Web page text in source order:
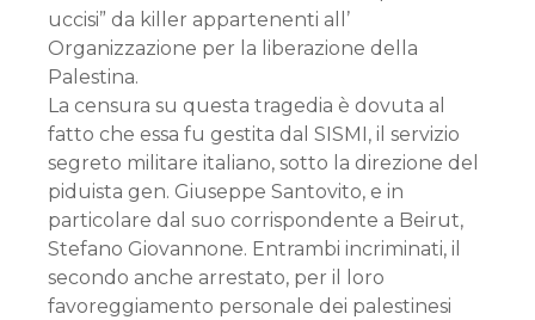
uccisi” da killer appartenenti all’
Organizzazione per la liberazione della
Palestina.
La censura su questa tragedia è dovuta al
fatto che essa fu gestita dal SISMI, il servizio
segreto militare italiano, sotto la direzione del
piduista gen. Giuseppe Santovito, e in
particolare dal suo corrispondente a Beirut,
Stefano Giovannone. Entrambi incriminati, il
secondo anche arrestato, per il loro
favoreggiamento personale dei palestinesi